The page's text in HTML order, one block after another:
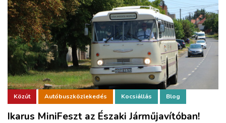
Közút Autóbuszközlekedés Kocsiállás Blog
Ikarus MiniFeszt az Északi Járműjavítóban!